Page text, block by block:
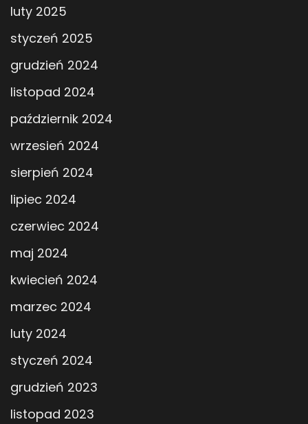
luty 2025
styczeń 2025
grudzień 2024
listopad 2024
październik 2024
wrzesień 2024
sierpień 2024
lipiec 2024
czerwiec 2024
maj 2024
kwiecień 2024
marzec 2024
luty 2024
styczeń 2024
grudzień 2023
listopad 2023